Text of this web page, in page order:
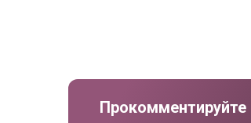
Прокомментируйте